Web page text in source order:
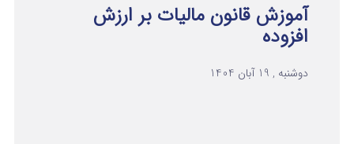
آموزش قانون مالیات بر ارزش
افزوده
دوشنبه , 19 آبان 1404